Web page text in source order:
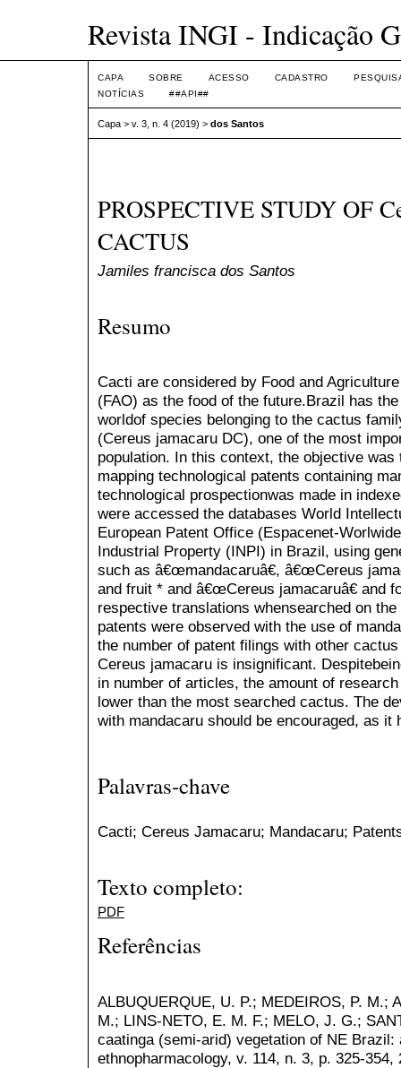
Revista INGI - Indicação
CAPA SOBRE ACESSO CADASTRO
NOTÍCIAS
##API##
Capa > v. 3, n. 4 (2019) > dos Santos
PROSPECTIVE STUDY OF
CACTUS
Jamiles francisca dos Santos
Resumo
Cacti are considered by Food and
(FAO) as the food of the future.Brazil has
worldof species belonging to the cactus
(Cereus jamacaru DC), one of the most
population. In this context, the objective
mapping technological patents containing
technological prospectionwas made in
were accessed the databases World
European Patent Office (Espacenet-
Industrial Property (INPI) in Brazil, using
such as â€œmandacaruâ€, â€œCereus
and fruit * and â€œCereus jamacaruâ€ and
respective translations whensearched on
patents were observed with the use of
the number of patent filings with other
Cereus jamacaru is insignificant.
in number of articles, the amount of
lower than the most searched cactus. The
with mandacaru should be encouraged, as it
Palavras-chave
Cacti; Cereus Jamacaru; Mandacaru;
Texto completo:
PDF
Referências
ALBUQUERQUE, U. P.; MEDEIROS, P. M.;
M.; LINS-NETO, E. M. F.; MELO, J. G.;
caatinga (semi-arid) vegetation of NE
ethnopharmacology, v. 114, n. 3, p. 325-354,